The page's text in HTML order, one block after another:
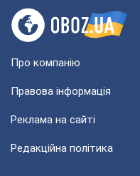
Про компанію
Правова інформація
Реклама на сайті
Редакційна політика